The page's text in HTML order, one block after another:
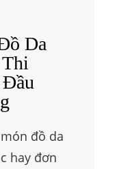
Da
đồ da
hay đơn